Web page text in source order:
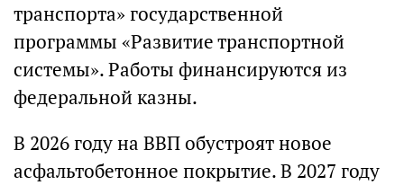
транспорта» государственной
программы «Развитие транспортной
системы». Работы финансируются из
федеральной казны.
В 2026 году на ВВП обустроят новое
асфальтобетонное покрытие. В 2027 году